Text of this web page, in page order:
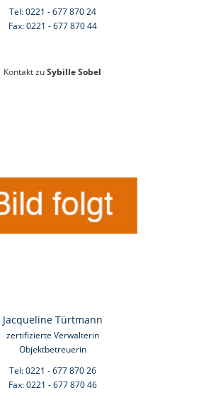
Tel: 0221 - 677 870 24
Fax: 0221 - 677 870 44
Kontakt zuSybille Sobel
Jacqueline Türtmann
zertifizierte Verwalterin
Objektbetreuerin
Tel: 0221 - 677 870 26
Fax: 0221 - 677 870 46